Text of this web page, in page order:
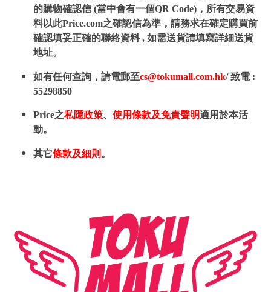
的購物確認信 (當中會有一個QR Code)，所有交易資
料以此Price.com之確認信為準，請務求在確定購買前
確認填妥正確的聯絡資料 , 如需送貨請填寫詳細送貨
地址。
如有任何查詢，請電郵至cs@tokumall.com.hk/ 致電 :
55298850
Price之私隱政策、 使用條款及免責聲明適用於本活
動。
其它條款及細則 。